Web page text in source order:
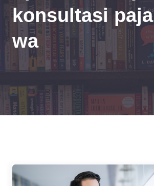
konsultasi
wa